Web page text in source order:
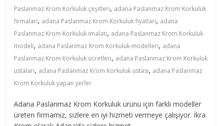
m
n
y
Paslanmaz Krom Korkuluk çeşitleri, adana Paslanmaz Krom Korkuluk
firmaları, adana Paslanmaz Krom Korkuluk fiyatları, adana
Paslanmaz Krom Korkuluk imalatı, adana Paslanmaz Krom Korkuluk
modeli, adana Paslanmaz Krom Korkuluk modelleri, adana
Paslanmaz Krom Korkuluk ücretleri, adana Paslanmaz Krom Korkuluk
ustaları, adana Paslanmaz Krom Korkuluk ustası, adana Paslanmaz
Krom Korkuluk yapan yerler
Adana Paslanmaz Krom Korkuluk ürünü için farklı modeller
üreten firmamız, sizlere en iyi hizmeti vermeye çalışıyor. İkra